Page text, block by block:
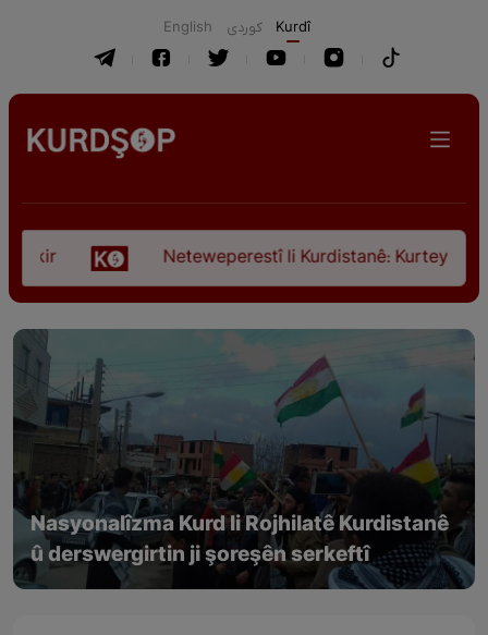
English كوردی Kurdî
Neteweperestî li Kurdistanê: Kurteya
Nasyonalîzma Kurd li Rojhilatê Kurdistanê
û derswergirtin ji şoreşên serkeftî